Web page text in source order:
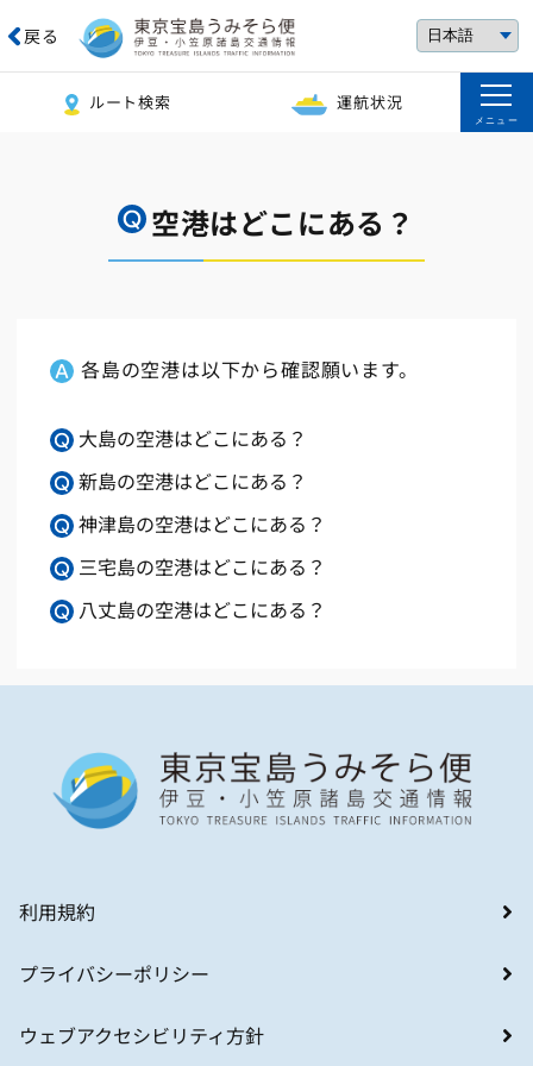
戻る
ルート検索 運航状況
メニュー
空港はどこにある？
各島の空港は以下から確認願います。
大島の空港はどこにある？
新島の空港はどこにある？
神津島の空港はどこにある？
三宅島の空港はどこにある？
八丈島の空港はどこにある？
利用規約
プライバシーポリシー
ウェブアクセシビリティ方針